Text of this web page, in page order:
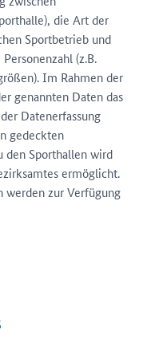
die Art der
Sportbetrieb und
(z.B.
Im Rahmen der
genannten Daten das
Datenerfassung
gedeckten
den Sporthallen wird
ermöglicht.
zur Verfügung